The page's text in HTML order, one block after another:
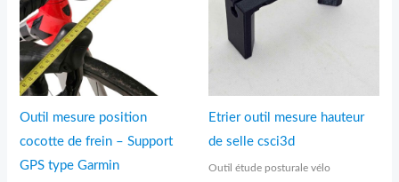
Outil mesure position
cocotte de frein – Support
GPS type Garmin
Etrier outil mesure hauteur
de selle csci3d
Outil étude posturale vélo
19,95€